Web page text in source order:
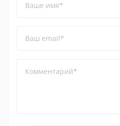
Ваше имя*
Ваш email*
Комментарий*